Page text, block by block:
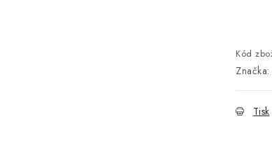
Kód
Značka:
Tisk